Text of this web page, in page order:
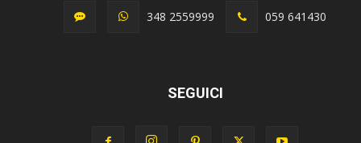
348 2559999 059 641430
SEGUICI